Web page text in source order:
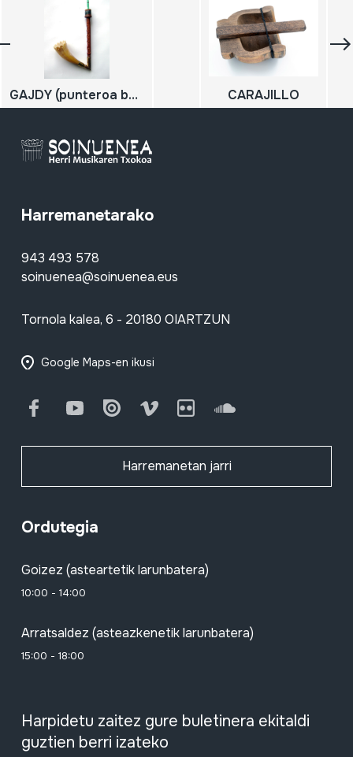
GAJDY (punteroa bakarrik) CARAJILLO
Harremanetarako
943 493 578
soinuenea@soinuenea.eus
Tornola kalea, 6 - 20180 OIARTZUN
Google Maps-en ikusi
FacebookYoutube Issuu Vimeo Flickr SoundCloud
Harremanetan jarri
Ordutegia
Goizez (asteartetik larunbatera)
10:00 - 14:00
Arratsaldez (asteazkenetik larunbatera)
15:00 - 18:00
Harpidetu zaitez gure buletinera ekitaldi
guztien berri izateko